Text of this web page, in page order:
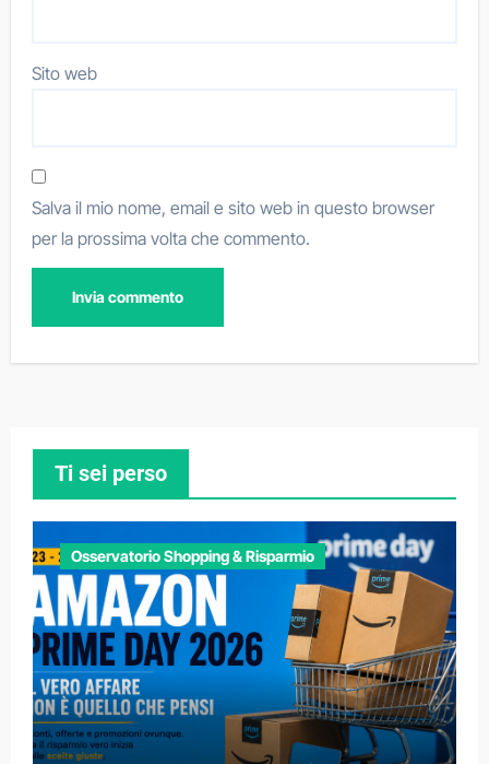
Sito web
Salva il mio nome, email e sito web in questo browser
per la prossima volta che commento.
Ti sei perso
Osservatorio Shopping & Risparmio